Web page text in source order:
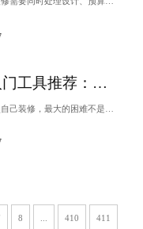
自装入门工具推荐：零基础装修三步走
8 410 411